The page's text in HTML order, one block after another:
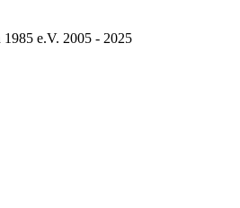
e.V. 2005 - 2025